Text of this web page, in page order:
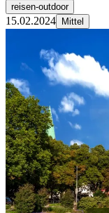
reisen-outdoor
15.02.2024 Mittel